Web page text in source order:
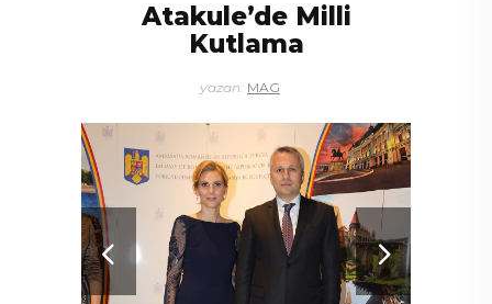
Atakule’de Milli
Kutlama
yazan: MAG